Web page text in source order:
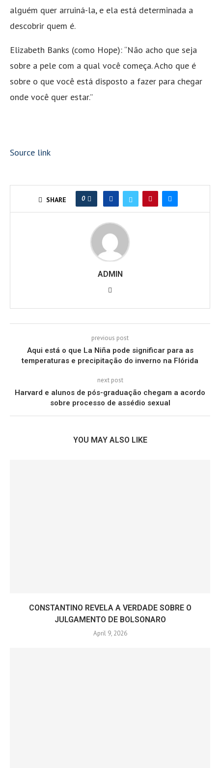
alguém quer arruiná-la, e ela está determinada a
descobrir quem é.
Elizabeth Banks (como Hope): “Não acho que seja
sobre a pele com a qual você começa. Acho que é
sobre o que você está disposto a fazer para chegar
onde você quer estar.”
Source link
SHARE 0
ADMIN
previous post
Aqui está o que La Niña pode significar para as
temperaturas e precipitação do inverno na Flórida
next post
Harvard e alunos de pós-graduação chegam a acordo
sobre processo de assédio sexual
YOU MAY ALSO LIKE
CONSTANTINO REVELA A VERDADE SOBRE O
JULGAMENTO DE BOLSONARO
April 9, 2026